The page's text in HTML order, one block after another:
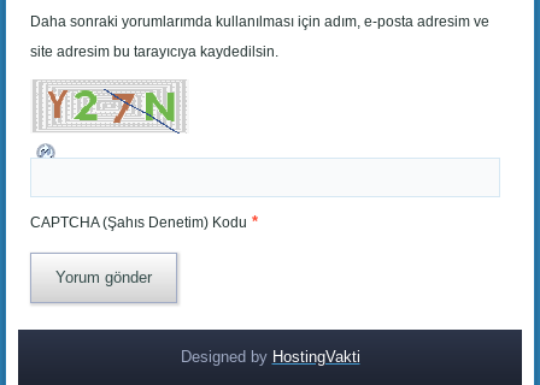
Daha sonraki yorumlarımda kullanılması için adım, e-posta adresim ve
site adresim bu tarayıcıya kaydedilsin.
CAPTCHA (Şahıs Denetim) Kodu *
Designed by HostingVakti